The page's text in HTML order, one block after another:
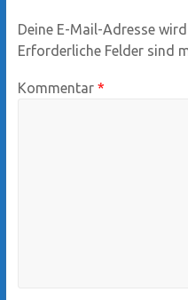
Deine E-Mail-Adresse
Erforderliche Felder sind
Kommentar *